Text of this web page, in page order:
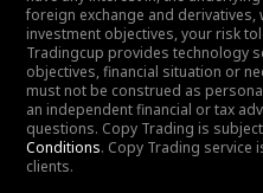
foreign exchange and
investment objectives, your risk
Tradingcup provides technology
objectives, financial situation or
must not be construed as
an independent financial or tax
questions. Copy Trading is
Conditions. Copy Trading service
clients.